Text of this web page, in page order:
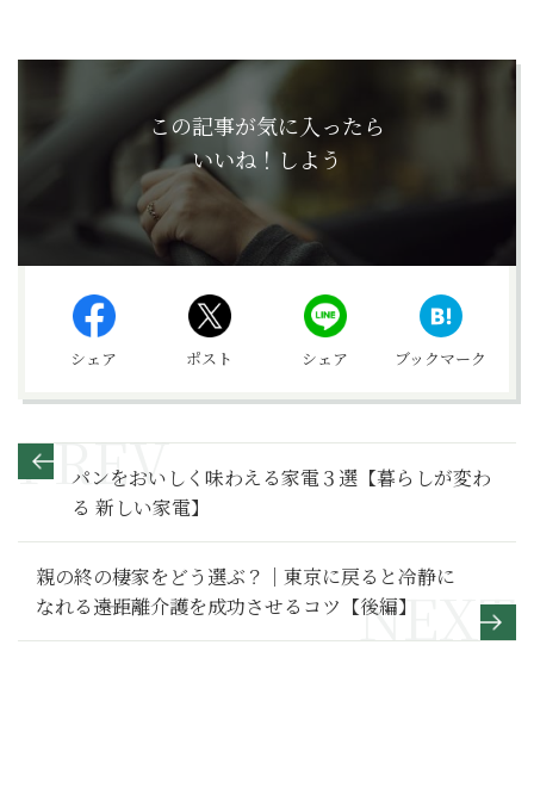
この記事が気に入ったら
いいね！しよう
シェア ポスト シェア ブックマーク
パンをおいしく味わえる家電３選【暮らしが変わ
る 新しい家電】
親の終の棲家をどう選ぶ？｜東京に戻ると冷静に
なれる――遠距離介護を成功させるコツ【後編】